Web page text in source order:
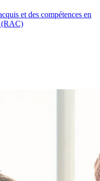
et des compétences en
(RAC)